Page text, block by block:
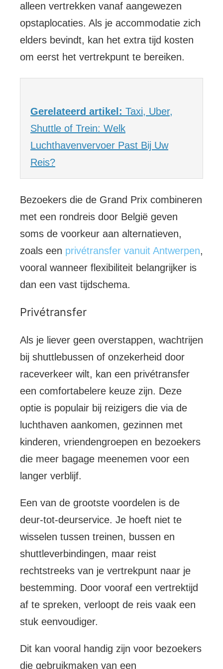
alleen vertrekken vanaf aangewezen
opstaplocaties. Als je accommodatie zich
elders bevindt, kan het extra tijd kosten
om eerst het vertrekpunt te bereiken.
Gerelateerd artikel: Taxi, Uber,
Shuttle of Trein: Welk
Luchthavenvervoer Past Bij Uw
Reis?
Bezoekers die de Grand Prix combineren
met een rondreis door België geven
soms de voorkeur aan alternatieven,
zoals een privétransfer vanuit Antwerpen,
vooral wanneer flexibiliteit belangrijker is
dan een vast tijdschema.
Privétransfer
Als je liever geen overstappen, wachtrijen
bij shuttlebussen of onzekerheid door
raceverkeer wilt, kan een privétransfer
een comfortabelere keuze zijn. Deze
optie is populair bij reizigers die via de
luchthaven aankomen, gezinnen met
kinderen, vriendengroepen en bezoekers
die meer bagage meenemen voor een
langer verblijf.
Een van de grootste voordelen is de
deur-tot-deurservice. Je hoeft niet te
wisselen tussen treinen, bussen en
shuttleverbindingen, maar reist
rechtstreeks van je vertrekpunt naar je
bestemming. Door vooraf een vertrektijd
af te spreken, verloopt de reis vaak een
stuk eenvoudiger.
Dit kan vooral handig zijn voor bezoekers
die gebruikmaken van een